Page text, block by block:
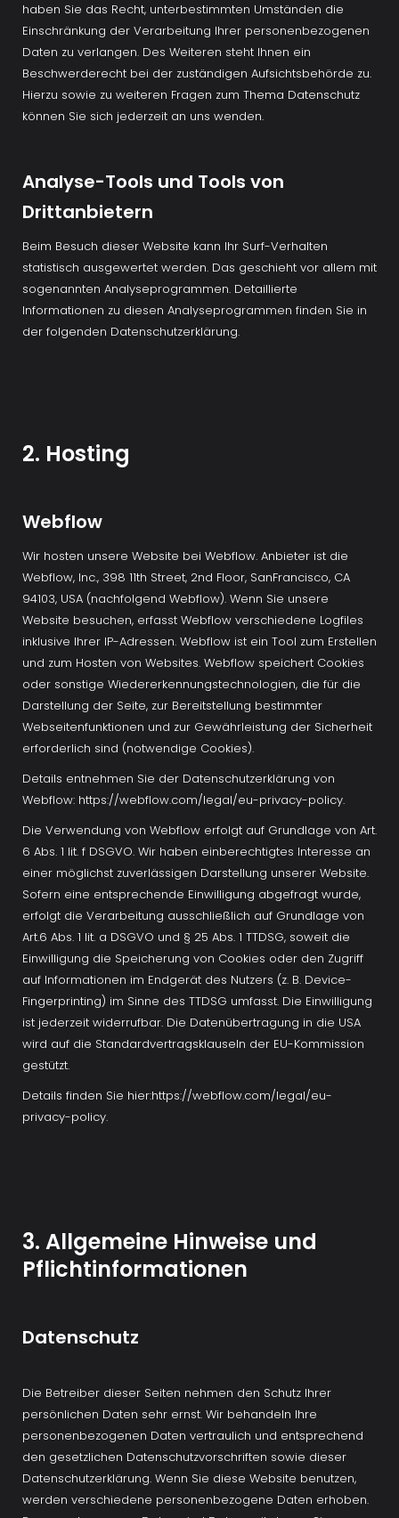
haben Sie das Recht, unterbestimmten Umständen die
Einschränkung der Verarbeitung Ihrer personenbezogenen
Daten zu verlangen. Des Weiteren steht Ihnen ein
Beschwerderecht bei der zuständigen Aufsichtsbehörde zu.
Hierzu sowie zu weiteren Fragen zum Thema Datenschutz
können Sie sich jederzeit an uns wenden.
Analyse-Tools und Tools von
Drittanbietern
Beim Besuch dieser Website kann Ihr Surf-Verhalten
statistisch ausgewertet werden. Das geschieht vor allem mit
sogenannten Analyseprogrammen. Detaillierte
Informationen zu diesen Analyseprogrammen finden Sie in
der folgenden Datenschutzerklärung.
2. Hosting
Webflow
Wir hosten unsere Website bei Webflow. Anbieter ist die
Webflow, Inc., 398 11th Street, 2nd Floor, SanFrancisco, CA
94103, USA (nachfolgend Webflow). Wenn Sie unsere
Website besuchen, erfasst Webflow verschiedene Logfiles
inklusive Ihrer IP-Adressen. Webflow ist ein Tool zum Erstellen
und zum Hosten von Websites. Webflow speichert Cookies
oder sonstige Wiedererkennungstechnologien, die für die
Darstellung der Seite, zur Bereitstellung bestimmter
Webseitenfunktionen und zur Gewährleistung der Sicherheit
erforderlich sind (notwendige Cookies).
Details entnehmen Sie der Datenschutzerklärung von
Webflow: https://webflow.com/legal/eu-privacy-policy.
Die Verwendung von Webflow erfolgt auf Grundlage von Art.
6 Abs. 1 lit. f DSGVO. Wir haben einberechtigtes Interesse an
einer möglichst zuverlässigen Darstellung unserer Website.
Sofern eine entsprechende Einwilligung abgefragt wurde,
erfolgt die Verarbeitung ausschließlich auf Grundlage von
Art.6 Abs. 1 lit. a DSGVO und § 25 Abs. 1 TTDSG, soweit die
Einwilligung die Speicherung von Cookies oder den Zugriff
auf Informationen im Endgerät des Nutzers (z. B. Device-
Fingerprinting) im Sinne des TTDSG umfasst. Die Einwilligung
ist jederzeit widerrufbar. Die Datenübertragung in die USA
wird auf die Standardvertragsklauseln der EU-Kommission
gestützt.
Details finden Sie hier:https://webflow.com/legal/eu-
privacy-policy.
3. Allgemeine Hinweise und
Pflichtinformationen
Datenschutz
Die Betreiber dieser Seiten nehmen den Schutz Ihrer
persönlichen Daten sehr ernst. Wir behandeln Ihre
personenbezogenen Daten vertraulich und entsprechend
den gesetzlichen Datenschutzvorschriften sowie dieser
Datenschutzerklärung. Wenn Sie diese Website benutzen,
werden verschiedene personenbezogene Daten erhoben.